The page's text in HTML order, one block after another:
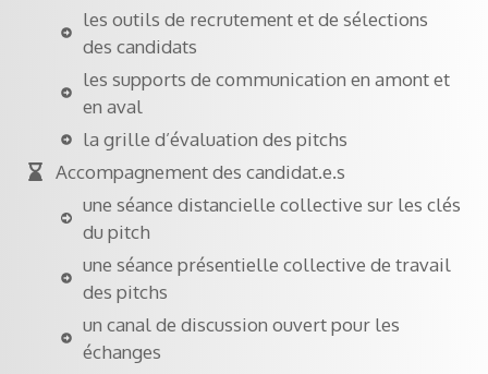
les outils de recrutement et de sélections
des candidats
les supports de communication en amont et
en aval
la grille d’évaluation des pitchs
Accompagnement des candidat.e.s
une séance distancielle collective sur les clés
du pitch
une séance présentielle collective de travail
des pitchs
un canal de discussion ouvert pour les
échanges